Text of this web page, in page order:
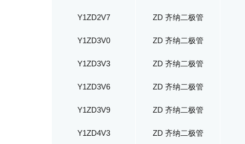
Y1ZD2V7 ZD 齐纳二极管
Y1ZD3V0 ZD 齐纳二极管
Y1ZD3V3 ZD 齐纳二极管
Y1ZD3V6 ZD 齐纳二极管
Y1ZD3V9 ZD 齐纳二极管
Y1ZD4V3 ZD 齐纳二极管